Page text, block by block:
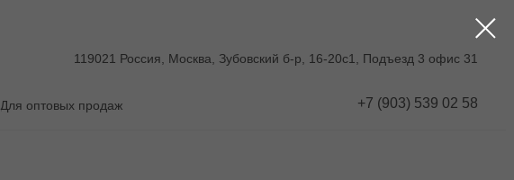
119021 Россия, Москва, Зубовский б-р, 16-20с1, Подъезд 3 офис 31
+7 (903) 539 02 58
Для оптовых продаж